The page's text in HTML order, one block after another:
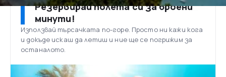
Резервирай полета си за броени
минути!
Използвай търсачката по-горе. Просто ни кажи кога
и докъде искаш да летиш и ние ще се погрижим за
останалото.